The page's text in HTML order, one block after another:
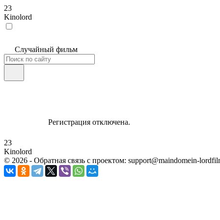
23
Kinolord
Случайный фильм
Регистрация отключена.
23
Kinolord
© 2026 - Обратная связь с проектом: support@maindomein-